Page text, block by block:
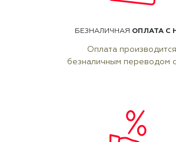
БЕЗНАЛИЧНАЯ ОПЛАТА С
Оплата производится
безналичным переводом